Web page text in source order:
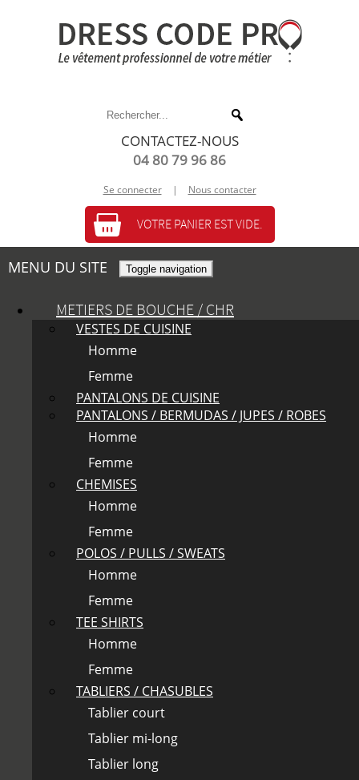
CONTACTEZ-NOUS
04 80 79 96 86
Se connecter | Nous contacter
VOTRE PANIER EST VIDE.
MENU DU SITE Toggle navigation
METIERS DE BOUCHE / CHR
VESTES DE CUISINE
Homme
Femme
PANTALONS DE CUISINE
PANTALONS / BERMUDAS / JUPES / ROBES
Homme
Femme
CHEMISES
Homme
Femme
POLOS / PULLS / SWEATS
Homme
Femme
TEE SHIRTS
Homme
Femme
TABLIERS / CHASUBLES
Tablier court
Tablier mi-long
Tablier long